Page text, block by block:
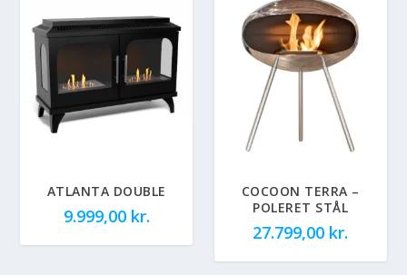
ATLANTA DOUBLE
9.999,00 kr.
COCOON TERRA –
POLERET STÅL
27.799,00 kr.